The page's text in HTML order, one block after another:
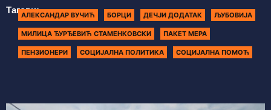
Тагови:
АЛЕКСАНДАР ВУЧИЋ БОРЦИ ДЕЧЈИ ДОДАТАК ЉУБОВИЈА
МИЛИЦА ЂУРЂЕВИЋ СТАМЕНКОВСКИ ПАКЕТ МЕРА
ПЕНЗИОНЕРИ СОЦИЈАЛНА ПОЛИТИКА СОЦИЈАЛНА ПОМОЋ